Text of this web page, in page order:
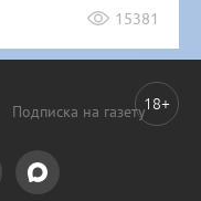
15381
Подписка на газету18+